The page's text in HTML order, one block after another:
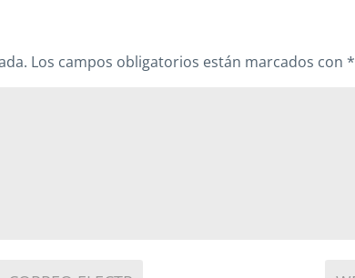
Los campos obligatorios están marcados con *